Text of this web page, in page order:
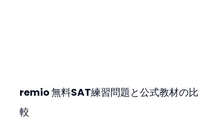
remio 無料SAT練習問題と公式教材の比
較